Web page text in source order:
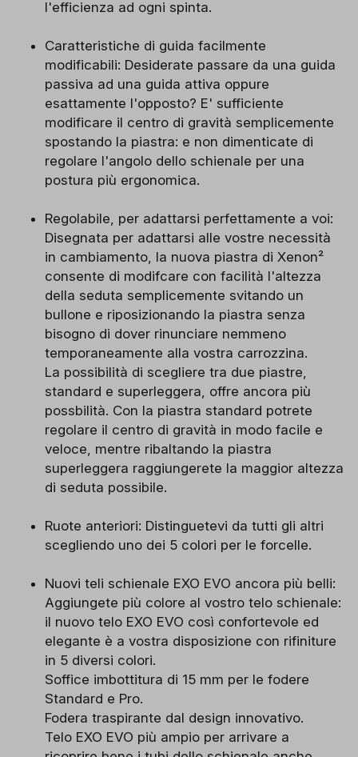
l'efficienza ad ogni spinta.
Caratteristiche di guida facilmente
modificabili: Desiderate passare da una guida
passiva ad una guida attiva oppure
esattamente l'opposto? E' sufficiente
modificare il centro di gravità semplicemente
spostando la piastra: e non dimenticate di
regolare l'angolo dello schienale per una
postura più ergonomica.
Regolabile, per adattarsi perfettamente a voi:
Disegnata per adattarsi alle vostre necessità
in cambiamento, la nuova piastra di Xenon²
consente di modifcare con facilità l'altezza
della seduta semplicemente svitando un
bullone e riposizionando la piastra senza
bisogno di dover rinunciare nemmeno
temporaneamente alla vostra carrozzina.
La possibilità di scegliere tra due piastre,
standard e superleggera, offre ancora più
possbilità. Con la piastra standard potrete
regolare il centro di gravità in modo facile e
veloce, mentre ribaltando la piastra
superleggera raggiungerete la maggior altezza
di seduta possibile.
Ruote anteriori: Distinguetevi da tutti gli altri
scegliendo uno dei 5 colori per le forcelle.
Nuovi teli schienale EXO EVO ancora più belli:
Aggiungete più colore al vostro telo schienale:
il nuovo telo EXO EVO così confortevole ed
elegante è a vostra disposizione con rifiniture
in 5 diversi colori.
Soffice imbottitura di 15 mm per le fodere
Standard e Pro.
Fodera traspirante dal design innovativo.
Telo EXO EVO più ampio per arrivare a